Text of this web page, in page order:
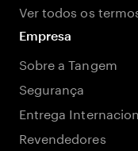
Ver todos os
Empresa
Sobre a Tangem
Segurança
Entrega
Revendedores